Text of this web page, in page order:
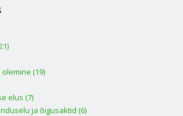
(19)
elus (7)
ja õigusaktid (6)